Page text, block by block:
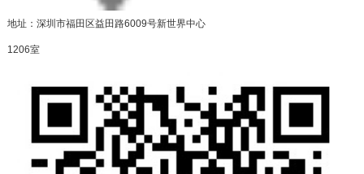
地址：深圳市福田区益田路6009号新世界中心
1206室